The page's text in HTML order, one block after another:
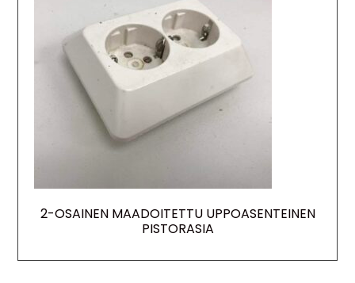
2-OSAINEN MAADOITETTU UPPOASENTEINEN
PISTORASIA